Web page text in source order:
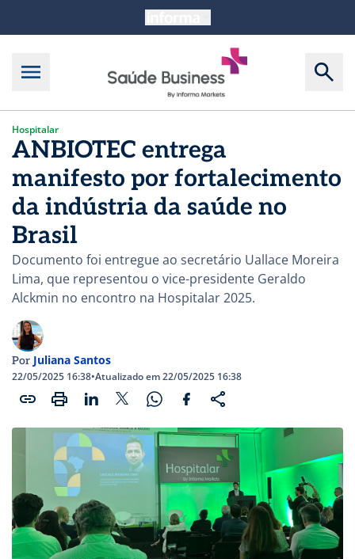
Hospitalar
ANBIOTEC entrega
manifesto por fortalecimento
da indústria da saúde no
Brasil
Documento foi entregue ao secretário Uallace Moreira
Lima, que representou o vice-presidente Geraldo
Alckmin no encontro na Hospitalar 2025.
Por Juliana Santos
22/05/2025 16:38•Atualizado em 22/05/2025 16:38